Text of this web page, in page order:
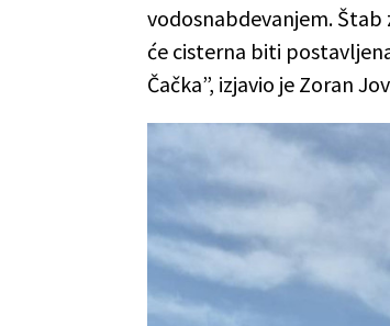
vodosnabdevanjem. Štab
će cisterna biti
Čačka”, izjavio je Zoran